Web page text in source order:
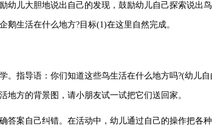
儿大胆地说出自己的发现，鼓励幼儿自己探索说出鸟
鹅生活在什么地方?目标(1)在这里自然完成。
指导语：你们知道这些鸟生活在什么地方吗?(幼儿自
地方的背景图，请小朋友试一试把它们送回家。
案自己纠错。在活动中，幼儿通过自己的操作把各